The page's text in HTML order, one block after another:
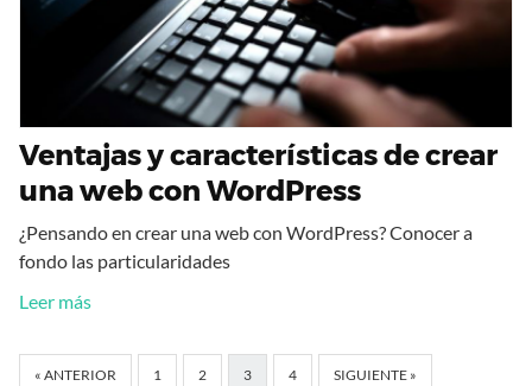
Ventajas y características de crear
una web con WordPress
¿Pensando en crear una web con WordPress? Conocer a
fondo las particularidades
Leer más
« ANTERIOR 1 2 3 4 SIGUIENTE »